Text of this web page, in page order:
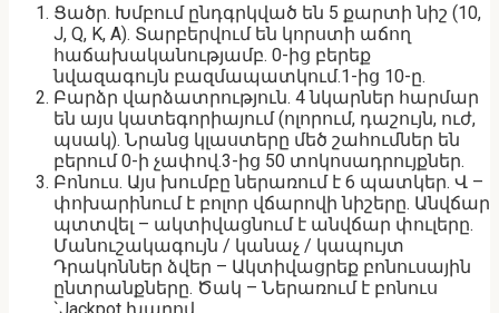
Ցածր. Խմբում ընդգրկված են 5 քարտի նիշ (10,
J, Q, K, A). Տարբերվում են կորստի աճող
հաճախականությամբ. 0-ից բերեք
նվազագույն բազմապատկում.1-ից 10-ը.
Բարձր վարձատրություն. 4 նկարներ հարմար
են այս կատեգորիայում (ոլորում, դաշույն, ուժ,
պսակ). Նրանց կլաստերը մեծ շահումներ են
բերում 0-ի չափով.3-ից 50 տոկոսադրույքներ.
Բոնուս. Այս խումբը ներառում է 6 պատկեր. Վ –
փոխարինում է բոլոր վճարովի նիշերը. Անվճար
պտտվել – ակտիվացնում է անվճար փուլերը.
Մանուշակագույն / կանաչ / կապույտ
Դրակոններ ձվեր – Ակտիվացրեք բոնուսային
ընտրանքները. Ծակ – Ներառում է բոնուս
`Jackpot խաղով.